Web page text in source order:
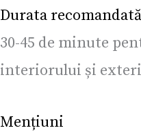
Durata
30-45 de minute
interiorului și
Mențiuni